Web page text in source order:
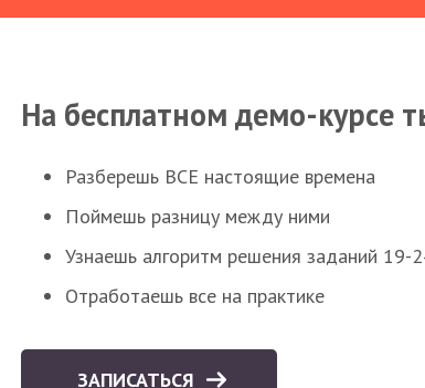
На бесплатном демо-курсе
Разберешь ВСЕ настоящие времена
Поймешь разницу между ними
Узнаешь алгоритм решения заданий 19-
Отработаешь все на практике
ЗАПИСАТЬСЯ